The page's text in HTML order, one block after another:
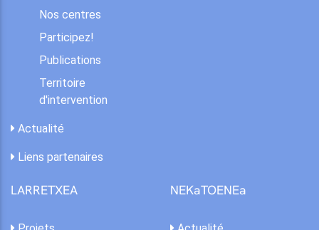
Nos centres
Participez!
Publications
Territoire
d'intervention
Actualité
Liens partenaires
LARRETXEA NEKaTOENEa